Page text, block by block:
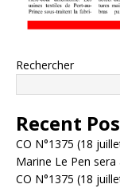
Rechercher
Recent
CO N°1375 (18
Marine Le Pen
CO N°1375 (18